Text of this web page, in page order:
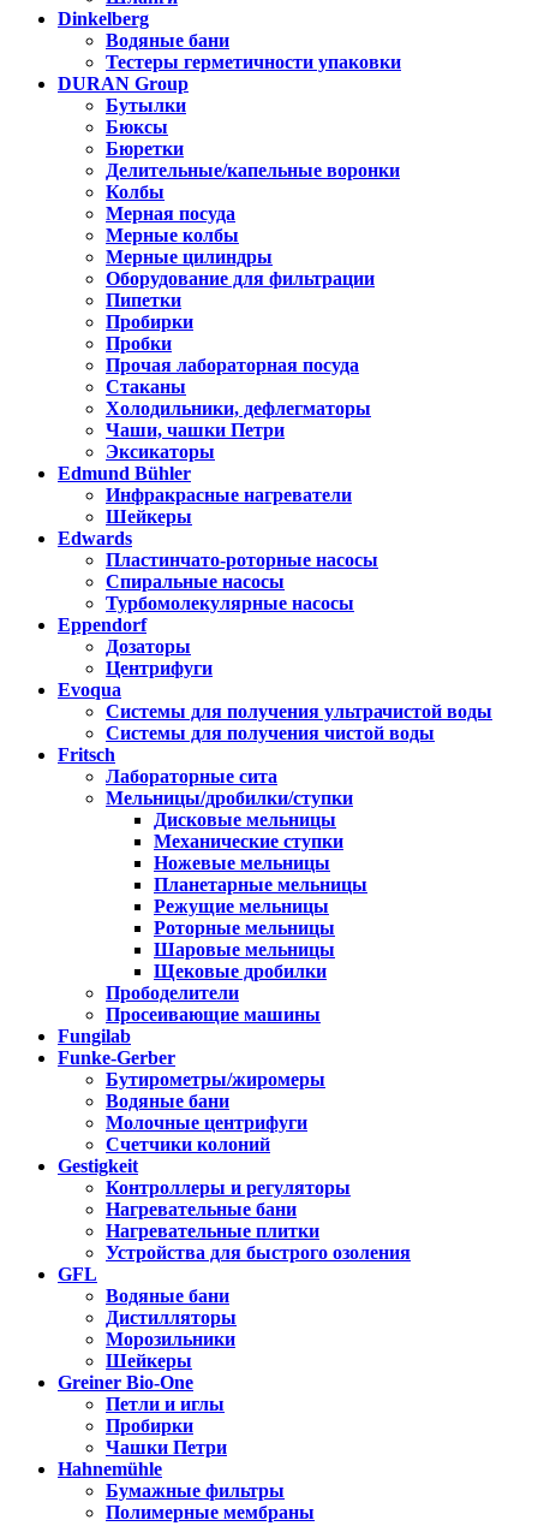
Dinkelberg
Водяные бани
Тестеры герметичности упаковки
DURAN Group
Бутылки
Бюксы
Бюретки
Делительные/капельные воронки
Колбы
Мерная посуда
Мерные колбы
Мерные цилиндры
Оборудование для фильтрации
Пипетки
Пробирки
Пробки
Прочая лабораторная посуда
Стаканы
Холодильники, дефлегматоры
Чаши, чашки Петри
Эксикаторы
Edmund Bühler
Инфракрасные нагреватели
Шейкеры
Edwards
Пластинчато-роторные насосы
Спиральные насосы
Турбомолекулярные насосы
Eppendorf
Дозаторы
Центрифуги
Evoqua
Системы для получения ультрачистой воды
Системы для получения чистой воды
Fritsch
Лабораторные сита
Мельницы/дробилки/ступки
Дисковые мельницы
Механические ступки
Ножевые мельницы
Планетарные мельницы
Режущие мельницы
Роторные мельницы
Шаровые мельницы
Щековые дробилки
Прободелители
Просеивающие машины
Fungilab
Funke-Gerber
Бутирометры/жиромеры
Водяные бани
Молочные центрифуги
Счетчики колоний
Gestigkeit
Контроллеры и регуляторы
Нагревательные бани
Нагревательные плитки
Устройства для быстрого озоления
GFL
Водяные бани
Дистилляторы
Морозильники
Шейкеры
Greiner Bio-One
Петли и иглы
Пробирки
Чашки Петри
Hahnemühle
Бумажные фильтры
Полимерные мембраны